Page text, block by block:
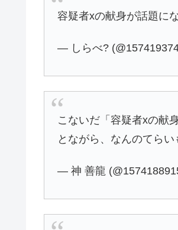
容疑者xの献身が話題に
— しらべ?
こないだ「容疑者xの献
とながら、なんのてらい
— 神 善龍